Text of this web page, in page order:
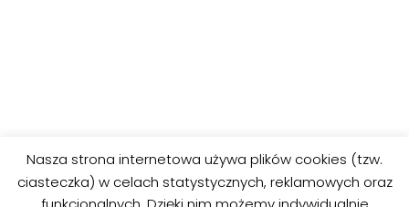
Nasza strona internetowa używa plików cookies (tzw.
ciasteczka) w celach statystycznych, reklamowych oraz